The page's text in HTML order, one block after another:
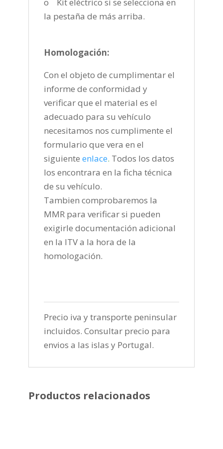
o Kit eléctrico si se selecciona en
la pestaña de más arriba.
Homologación:
Con el objeto de cumplimentar el
informe de conformidad y
verificar que el material es el
adecuado para su vehículo
necesitamos nos cumplimente el
formulario que vera en el
siguiente enlace. Todos los datos
los encontrara en la ficha técnica
de su vehículo.
Tambien comprobaremos la
MMR para verificar si pueden
exigirle documentación adicional
en la ITV a la hora de la
homologación.
Precio iva y transporte peninsular
incluidos. Consultar precio para
envios a las islas y Portugal.
Productos relacionados